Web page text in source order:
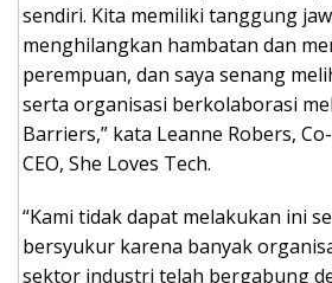
sendiri. Kita memiliki tanggung
menghilangkan hambatan dan
perempuan, dan saya senang
serta organisasi berkolaborasi
Barriers,” kata Leanne Robers,
CEO, She Loves Tech.
“Kami tidak dapat melakukan ini
bersyukur karena banyak
sektor industri telah bergabung